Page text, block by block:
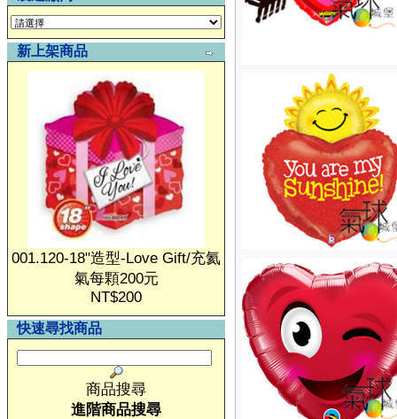
新上架商品
001.120-18"造型-Love Gift/充氦
氣每顆200元
NT$200
快速尋找商品
商品搜尋
進階商品搜尋